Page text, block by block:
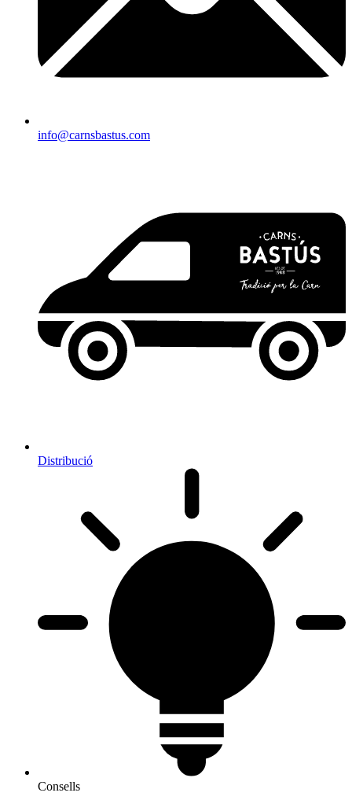
info@carnsbastus.com
Distribució
Consells